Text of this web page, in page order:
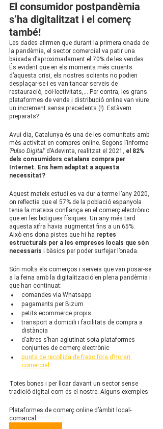
El consumidor postpandèmia
s’ha digitalitzat i el comerç
també!
Les dades afirmen que durant la primera onada de
la pandèmia, el sector comercial va patir una
baixada d’aproximadament el 70% de les vendes.
És evident que en els moments més cruents
d’aquesta crisi, els nostres sclients no podien
desplaçar-se i es van tancar serveis de
restauració, col·lectivitats,... Per contra, les grans
plataformes de venda i distribució online van viure
un increment sense precedents (!). Estàvem
preparats?
Avui dia, Catalunya és una de les comunitats amb
més activitat en compres online. Segons l’informe
‘Pulso Digital’ d’Adevinta, realitzat el 2021, el 82%
dels consumidors catalans compra per
Internet. Ens hem adaptat a aquesta
necessitat?
Aquest mateix estudi es va dur a terme l’any 2020,
on reflectia que el 57% de la població espanyola
tenia la mateixa confiança en el comerç electrònic
que en les botigues físiques. Un any més tard
aquesta xifra havia augmentat fins a un 65%.
Això ens dona pistes que hi ha reptes
estructurals per a les empreses locals que són
necessaris i bàsics per poder surfejar l’onada.
Són molts els comerços i serveis que van posar-se
a la feina amb la digitalització en plena pandèmia i
que han continuat:
comandes via Whatsapp
pagaments per Bizum
petits ecommerce propis
transport a domicili i facilitats de compra a
distància
d’altres s’han aglutinat sota plataformes
conjuntes de comerç electrònic
punts de recollida de fresc fora d’horari
comercial
Totes bones i per lloar davant un sector sense
tradició digital com és el nostre. Alguns exemples:
Plataformes de comerç online d’àmbit local-
comarcal